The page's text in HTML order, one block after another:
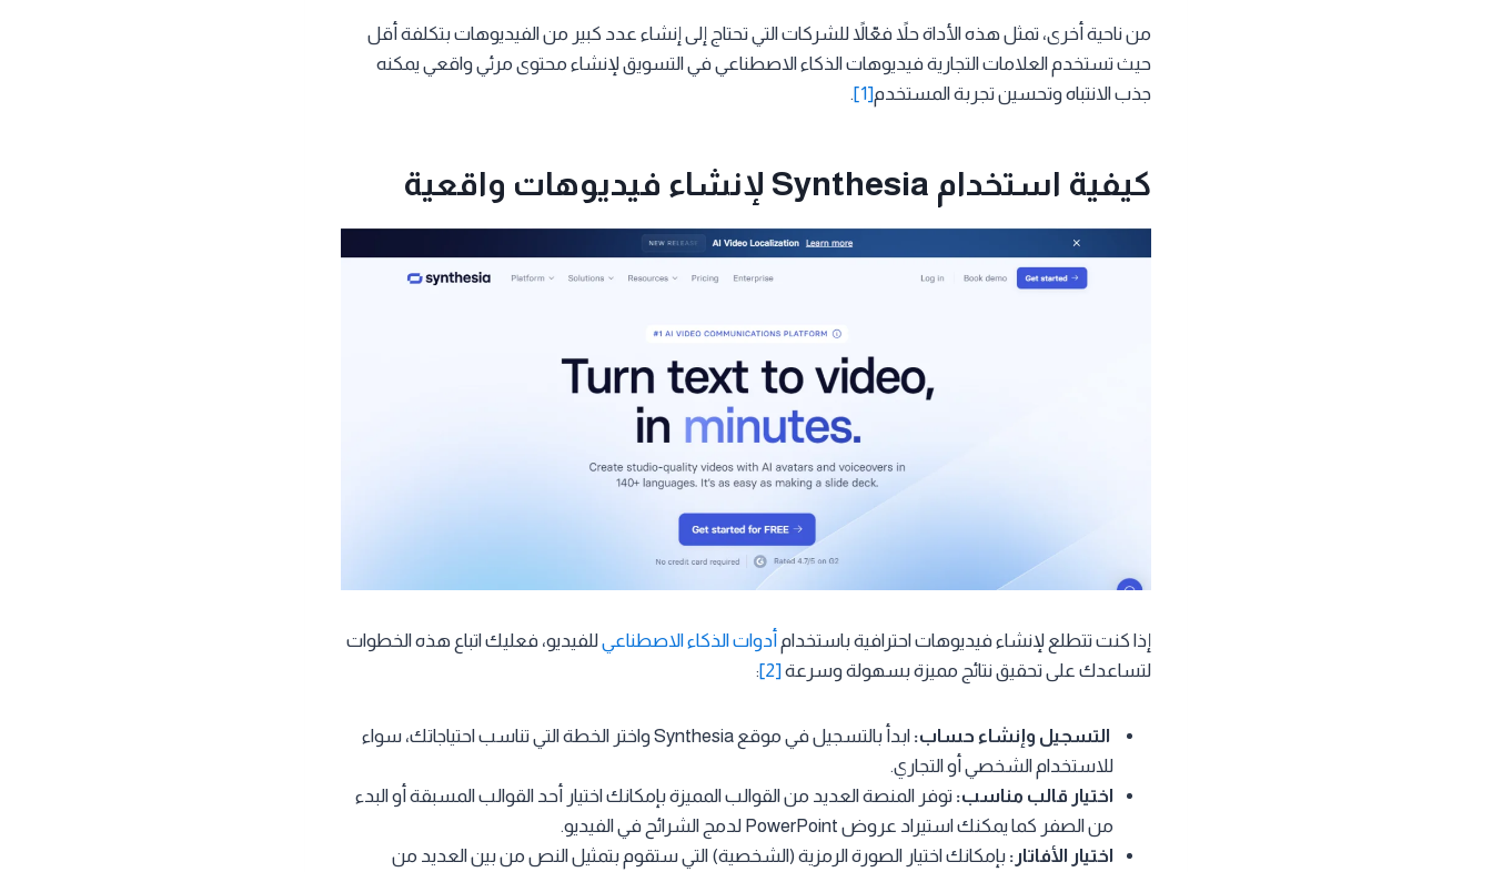
من ناحية أخرى، تمثل هذه الأداة حلاً فعّالاً للشركات التي تحتاج إلى إنشاء عدد كبير من الفيديوهات بتكلفة أقل
حيث تستخدم العلامات التجارية فيديوهات الذكاء الاصطناعي في التسويق لإنشاء محتوى مرئي واقعي يمكنه
جذب الانتباه وتحسين تجربة المستخدم[1]
.
كيفية استخدام Synthesia لإنشاء فيديوهات واقعية
إذا كنت تتطلع لإنشاء فيديوهات احترافية باستخدام أدوات الذكاء الاصطناعيللفيديو، فعليك اتباع هذه الخطوات
لتساعدك على تحقيق نتائج مميزة بسهولة وسرعة[2]
:
التسجيل وإنشاء حساب:
ابدأ بالتسجيل في موقع Synthesia واختر الخطة التي تناسب احتياجاتك، سواء
للاستخدام الشخصي أو التجاري.
اختيار قالب مناسب: توفر المنصة العديد من القوالب المميزة بإمكانك اختيار أحد القوالب المسبقة أو البدء
من الصفر كما يمكنك استيراد عروض PowerPoint لدمج الشرائح في الفيديو.
اختيار الأفاتار: بإمكانك اختيار الصورة الرمزية (الشخصية) التي ستقوم بتمثيل النص من بين العديد من